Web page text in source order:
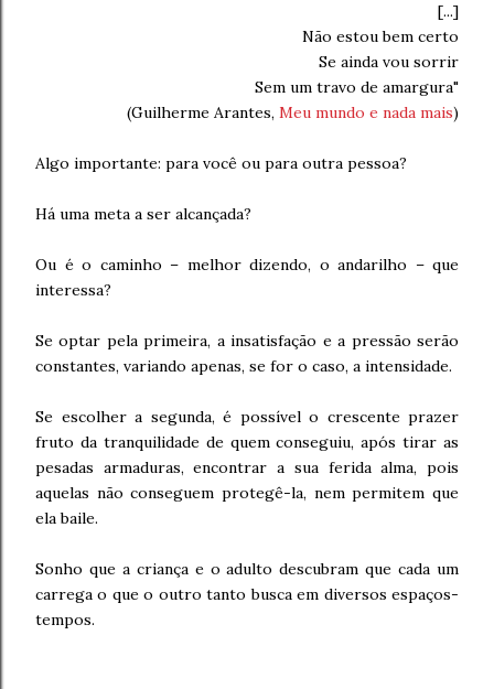
[...]
Não estou bem certo
Se ainda vou sorrir
Sem um travo de amargura"
(Guilherme Arantes, Meu mundo e nada mais)
Algo importante: para você ou para outra pessoa?
Há uma meta a ser alcançada?
Ou é o caminho – melhor dizendo, o andarilho – que
interessa?
Se optar pela primeira, a insatisfação e a pressão serão
constantes, variando apenas, se for o caso, a intensidade.
Se escolher a segunda, é possível o crescente prazer
fruto da tranquilidade de quem conseguiu, após tirar as
pesadas armaduras, encontrar a sua ferida alma, pois
aquelas não conseguem protegê-la, nem permitem que
ela baile.
Sonho que a criança e o adulto descubram que cada um
carrega o que o outro tanto busca em diversos espaços-
tempos.